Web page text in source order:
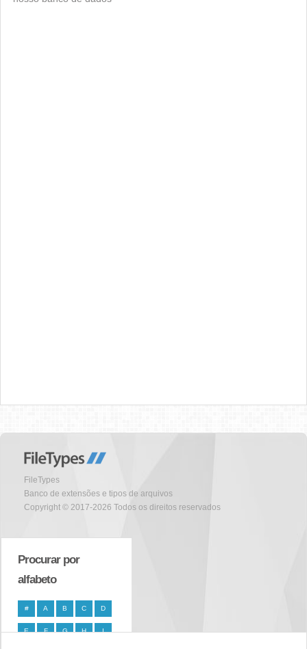
FileTypes
Banco de extensões e tipos de arquivos
Copyright © 2017-2026 Todos os direitos reservados
Procurar por
alfabeto
# A B C D
E F G H I